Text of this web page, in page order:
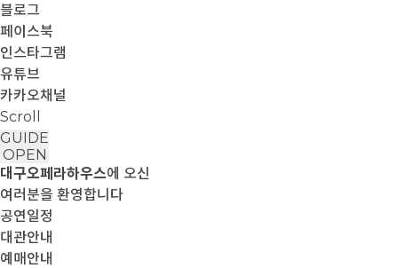
블로그
페이스북
인스타그램
유튜브
카카오채널
Scroll
GUIDE
OPEN
대구오페라하우스에 오신
여러분을 환영합니다
공연일정
대관안내
예매안내